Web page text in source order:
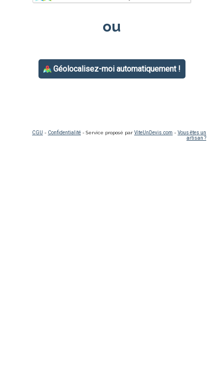
ou
Géolocalisez-moi automatiquement !
CGU - Confidentialité - Service proposé par ViteUnDevis.com - Vous êtes un
artisan ?